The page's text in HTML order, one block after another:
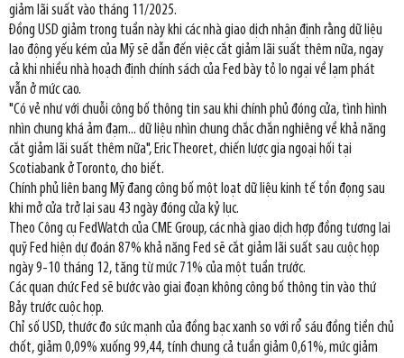
giảm lãi suất vào tháng 11/2025.
Đồng USD giảm trong tuần này khi các nhà giao dịch nhận định rằng dữ liệu
lao động yếu kém của Mỹ sẽ dẫn đến việc cắt giảm lãi suất thêm nữa, ngay
cả khi nhiều nhà hoạch định chính sách của Fed bày tỏ lo ngại về lạm phát
vẫn ở mức cao.
"Có vẻ như với chuỗi công bố thông tin sau khi chính phủ đóng cửa, tình hình
nhìn chung khá ảm đạm... dữ liệu nhìn chung chắc chắn nghiêng về khả năng
cắt giảm lãi suất thêm nữa", Eric Theoret, chiến lược gia ngoại hối tại
Scotiabank ở Toronto, cho biết.
Chính phủ liên bang Mỹ đang công bố một loạt dữ liệu kinh tế tồn đọng sau
khi mở cửa trở lại sau 43 ngày đóng cửa kỷ lục.
Theo Công cụ FedWatch của CME Group, các nhà giao dịch hợp đồng tương lai
quỹ Fed hiện dự đoán 87% khả năng Fed sẽ cắt giảm lãi suất sau cuộc họp
ngày 9-10 tháng 12, tăng từ mức 71% của một tuần trước.
Các quan chức Fed sẽ bước vào giai đoạn không công bố thông tin vào thứ
Bảy trước cuộc họp.
Chỉ số USD, thước đo sức mạnh của đồng bạc xanh so với rổ sáu đồng tiền chủ
chốt, giảm 0,09% xuống 99,44, tính chung cả tuần giảm 0,61%, mức giảm